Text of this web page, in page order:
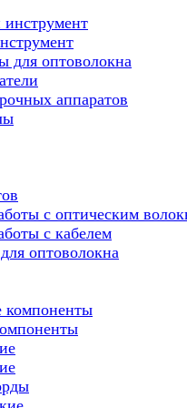
для оптоволокна
аппаратов
с оптическим
с кабелем
оптоволокна